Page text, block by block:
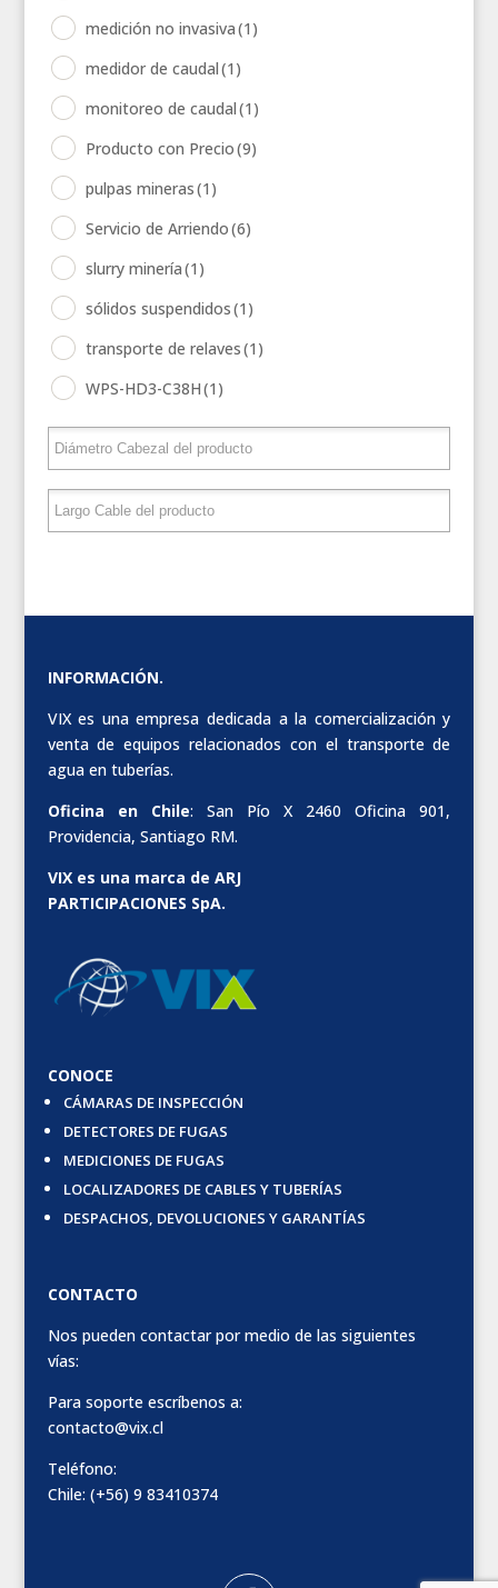
medición no invasiva(1)
medidor de caudal(1)
monitoreo de caudal(1)
Producto con Precio(9)
pulpas mineras(1)
Servicio de Arriendo(6)
slurry minería(1)
sólidos suspendidos(1)
transporte de relaves(1)
WPS-HD3-C38H(1)
INFORMACIÓN.
VIX es una empresa dedicada a la comercialización y
venta de equipos relacionados con el transporte de
agua en tuberías.
Oficina en Chile: San Pío X 2460 Oficina 901,
Providencia, Santiago RM.
VIX es una marca de ARJ
PARTICIPACIONES SpA.
CONOCE
CÁMARAS DE INSPECCIÓN
DETECTORES DE FUGAS
MEDICIONES DE FUGAS
LOCALIZADORES DE CABLES Y TUBERÍAS
DESPACHOS, DEVOLUCIONES Y GARANTÍAS
CONTACTO
Nos pueden contactar por medio de las siguientes
vías:
Para soporte escríbenos a:
contacto@vix.cl
Teléfono:
Chile: (+56) 9 83410374